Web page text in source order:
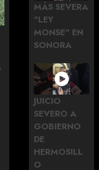
MÁS SEVERA
"LEY
MONSE" EN
SONORA
JUICIO
SEVERO A
GOBIERNO
DE
HERMOSILL
O